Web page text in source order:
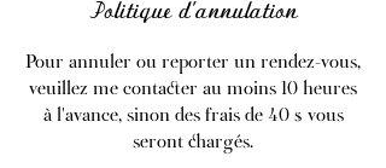
Politique d'annulation
Pour annuler ou reporter un rendez-vous,
veuillez me contacter au moins 10 heures
à l'avance, sinon des frais de 40 $ vous
seront chargés.